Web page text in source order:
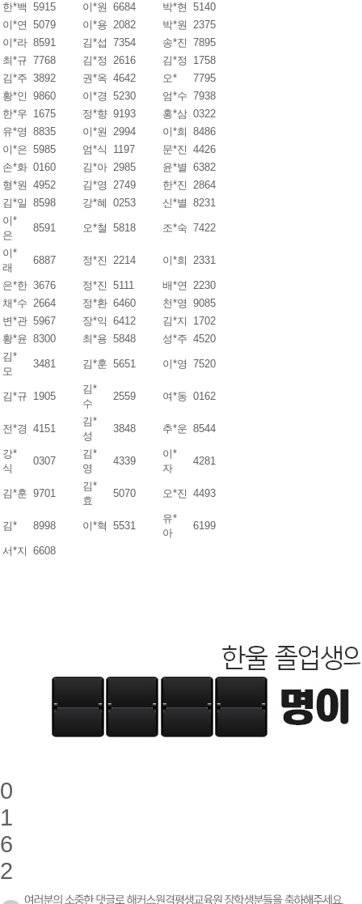
한*백 5915 이*원 6684 박*현 5140
이*연 5079 이*용 2082 박*원 2375
이*라 8591 김*섭 7354 송*진 7895
최*규 7768 김*정 2616 김*정
1758
김*주 3892 권*옥 4642 오*
7795
황*인 9860 이*경 5230 엄*수 7938
한*우 1675 정*향 9193 홍*삼 0322
유*영 8835 이*원 2994 이*희 8486
이*은 5985 엄*식 1197 문*진 4426
손*화 0160 김*아 2985 윤*별 6382
형*원 4952 김*영 2749 한*진 2864
김*일 8598 강*혜 0253 신*별 8231
이*
은
8591 오*철 5818 조*숙 7422
이*
래
6887 정*진 2214 이*희 2331
은*한 3676 정*진 5111 배*연 2230
채*수 2664 정*환 6460 천*영 9085
변*관 5967 장*익 6412 김*지
1702
황*윤 8300 최*용 5848 성*주 4520
김*
모
3481 김*훈 5651 이*영 7520
김*규 1905
김*
수
2559 여*동 0162
전*경 4151
김*
성
3848 추*운 8544
강*
식
0307
김*
영
4339
이*
자
4281
김*훈 9701
김*
효
5070 오*진 4493
김* 8998 이*혁 5531
유*
아
6199
서*지 6608
0
1
6
2